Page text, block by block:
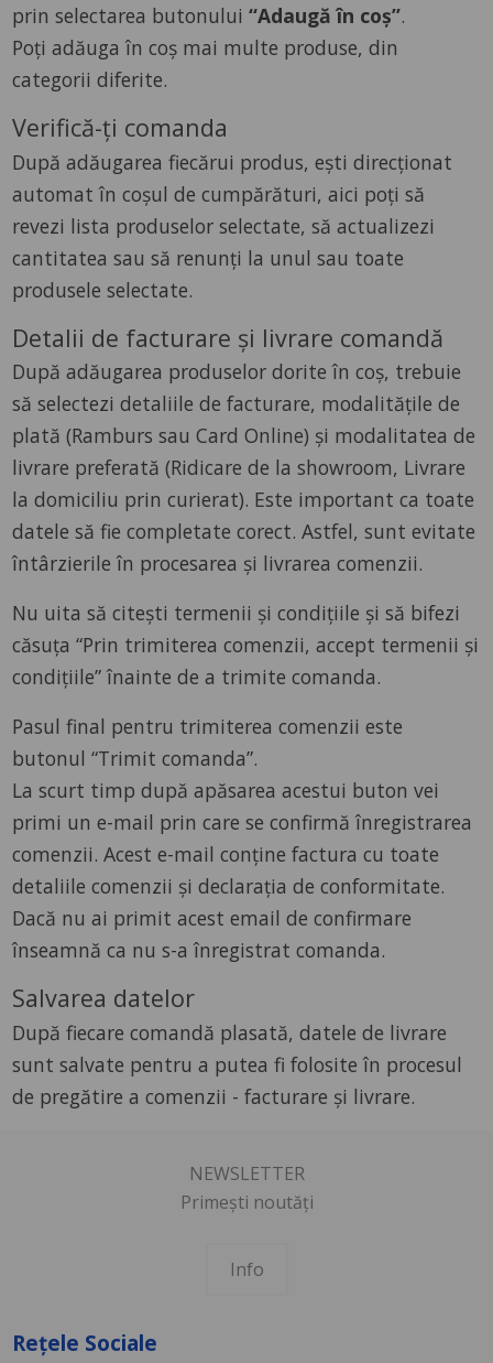
prin selectarea butonului“Adaugă în coș”.
Poți adăuga în coș mai multe produse, din
categorii diferite.
Verifică-ți comanda
După adăugarea fiecărui produs, ești direcționat
automat în coșul de cumpărături, aici poți să
revezi lista produselor selectate, să actualizezi
cantitatea sau să renunți la unul sau toate
produsele selectate.
Detalii de facturare și livrare comandă
După adăugarea produselor dorite în coș, trebuie
să selectezi detaliile de facturare, modalitățile de
plată (Ramburs sau Card Online) și modalitatea de
livrare preferată (Ridicare de la showroom, Livrare
la domiciliu prin curierat). Este important ca toate
datele să fie completate corect. Astfel, sunt evitate
întârzierile în procesarea şi livrarea comenzii.
Nu uita să citești termenii și condițiile și să bifezi
căsuța “Prin trimiterea comenzii, accept termenii și
condițiile” înainte de a trimite comanda.
Pasul final pentru trimiterea comenzii este
butonul “Trimit comanda”.
La scurt timp după apăsarea acestui buton vei
primi un e-mail prin care se confirmă înregistrarea
comenzii. Acest e-mail conţine factura cu toate
detaliile comenzii şi declaraţia de conformitate.
Dacă nu ai primit acest email de confirmare
înseamnă ca nu s-a înregistrat comanda.
Salvarea datelor
După fiecare comandă plasată, datele de livrare
sunt salvate pentru a putea fi folosite în procesul
de pregătire a comenzii - facturare şi livrare.
NEWSLETTER
Primești noutăți
Info
Rețele Sociale